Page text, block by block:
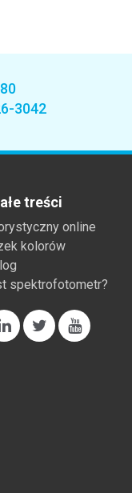
3042
treści
online
kolorów
spektrofotometr?